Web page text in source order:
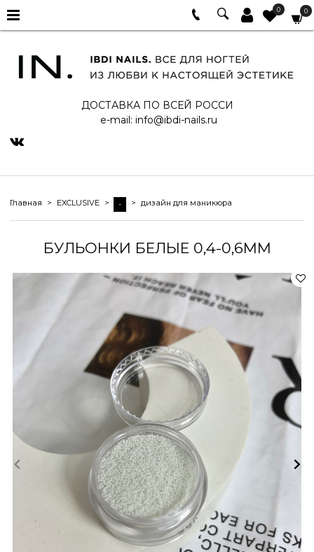
0 0
ДОСТАВКА ПО ВСЕЙ РОССИ
e-mail: info@ibdi-nails.ru
Главная EXCLUSIVE - дизайн для маникюра
БУЛЬОНКИ БЕЛЫЕ 0,4-0,6ММ